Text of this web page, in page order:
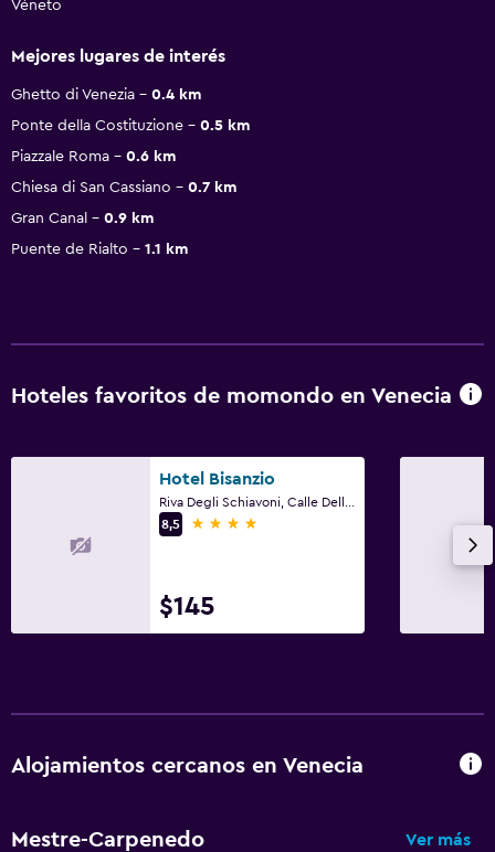
Véneto
Mejores lugares de interés
Ghetto di Venezia
0.4 km
Ponte della Costituzione
0.5 km
Piazzale Roma
0.6 km
Chiesa di San Cassiano
0.7 km
Gran Canal
0.9 km
Puente de Rialto
1.1 km
Hoteles favoritos de momondo en Venecia
Hotel Bisanzio
8,5
4 estrellas
$145
Alojamientos cercanos en Venecia
Mestre-Carpenedo Ver más